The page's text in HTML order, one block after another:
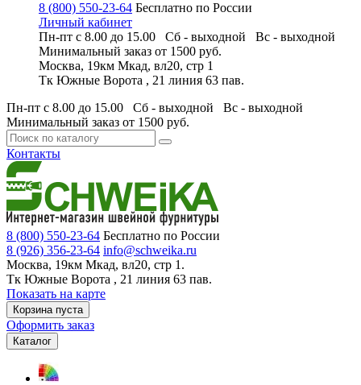
8 (800) 550-23-64 Бесплатно по России
Личный кабинет
Пн-пт с 8.00 до 15.00 Сб - выходной Вс - выходной
Минимальный заказ от 1500 руб.
Москва, 19км Мкад, вл20, стр 1
Тк Южные Ворота , 21 линия 63 пав.
Пн-пт с 8.00 до 15.00 Сб - выходной Вс - выходной
Минимальный заказ от 1500 руб.
Контакты
8 (800) 550-23-64 Бесплатно по России
8 (926) 356-23-64 info@schweika.ru
Москва, 19км Мкад, вл20, стр 1.
Тк Южные Ворота , 21 линия 63 пав.
Показать на карте
Корзина пуста
Оформить заказ
Каталог